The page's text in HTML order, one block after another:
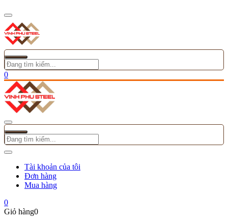
0
Tài khoản của tôi
Đơn hàng
Mua hàng
0
Giỏ hàng0